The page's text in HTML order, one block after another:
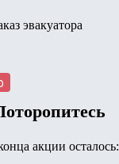
эвакуатора
акции осталось: